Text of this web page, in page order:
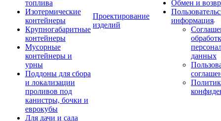
топлива
Изотермические
контейнеры
Крупногабаритные
контейнеры
Мусорные
контейнеры и
урны
Поддоны для сбора
и локализации
проливов под
канистры, бочки и
еврокубы
Для дачи и сада
Проектирование
изделий
Обмен и
информация
данных